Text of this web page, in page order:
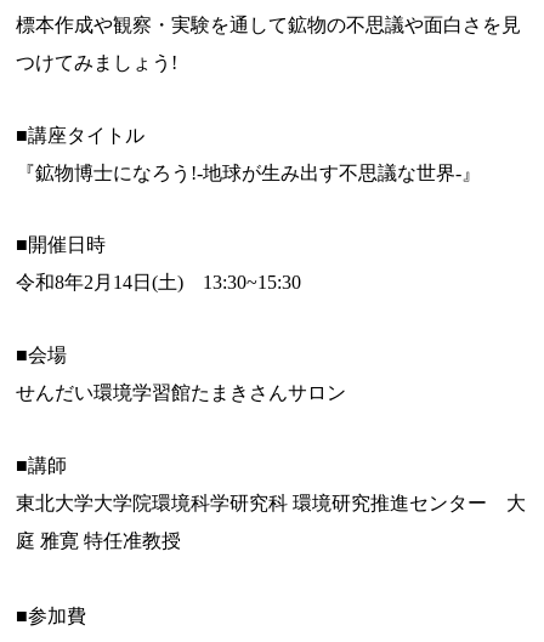
標本作成や観察・実験を通して鉱物の不思議や面白さを見
つけてみましょう!
■講座タイトル
『鉱物博士になろう!-地球が生み出す不思議な世界-』
■開催日時
令和8年2月14日(土) 13:30~15:30
■会場
せんだい環境学習館たまきさんサロン
■講師
東北大学大学院環境科学研究科 環境研究推進センター 大
庭 雅寛 特任准教授
■参加費